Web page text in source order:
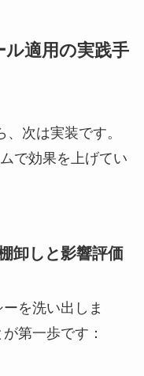
適用の実践手
次は実装です。
で効果を上げてい
卸しと影響評価
を洗い出しま
第一歩です：